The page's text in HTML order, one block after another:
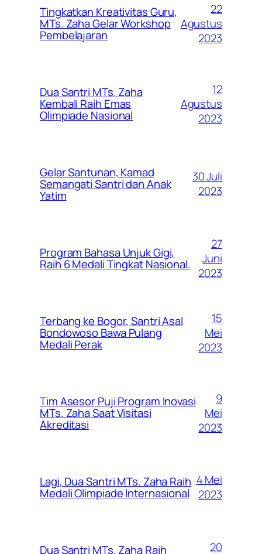
Tingkatkan Kreativitas Guru,
MTs. Zaha Gelar Workshop
Pembelajaran
22
Agustus
2023
Dua Santri MTs. Zaha
Kembali Raih Emas
Olimpiade Nasional
12
Agustus
2023
Gelar Santunan, Kamad
Semangati Santri dan Anak
Yatim
30 Juli
2023
Program Bahasa Unjuk Gigi,
Raih 6 Medali Tingkat Nasional.
27
Juni
2023
Terbang ke Bogor, Santri Asal
Bondowoso Bawa Pulang
Medali Perak
15
Mei
2023
Tim Asesor Puji Program Inovasi
MTs. Zaha Saat Visitasi
Akreditasi
9
Mei
2023
Lagi, Dua Santri MTs. Zaha Raih
Medali Olimpiade Internasional
4 Mei
2023
Dua Santri MTs. Zaha Raih
20